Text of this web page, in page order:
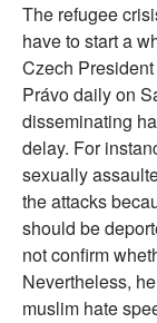
The refugee
have to start a
Czech
Právo daily on
disseminating
delay. For
sexually
the attacks
should be
not confirm
Nevertheless,
muslim hate